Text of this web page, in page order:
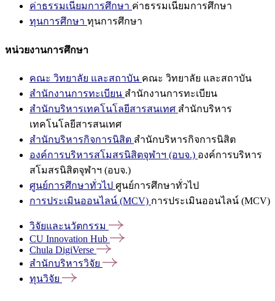
ค่าธรรมเนียมการศึกษา ค่าธรรมเนียมการศึกษา
ทุนการศึกษา ทุนการศึกษา
หน่วยงานการศึกษา
คณะ วิทยาลัย และสถาบัน คณะ วิทยาลัย และสถาบัน
สำนักงานการทะเบียน สำนักงานการทะเบียน
สำนักบริหารเทคโนโลยีสารสนเทศ สำนักบริหาร
เทคโนโลยีสารสนเทศ
สำนักบริหารกิจการนิสิต สำนักบริหารกิจการนิสิต
องค์การบริหารสโมสรนิสิตจุฬาฯ (อบจ.) องค์การบริหาร
สโมสรนิสิตจุฬาฯ (อบจ.)
ศูนย์การศึกษาทั่วไป ศูนย์การศึกษาทั่วไป
การประเมินออนไลน์ (MCV) การประเมินออนไลน์ (MCV)
วิจัยและนวัตกรรม
CU Innovation Hub
Chula DigiVerse
สำนักบริหารวิจัย
ทุนวิจัย